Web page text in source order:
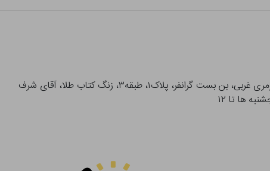
آدرس تحویل حضوری سفارشات: میدان انقلاب، خیابان انقلاب، خیابان ۱۲ فروردین، خیابان شهدای ژاندارمری غربی، بن بست گرانفر، پلاک۱، طبقه۳، زنگ کتاب طلا، آقای شرف